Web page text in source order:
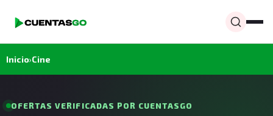
Inicio›Cine
OFERTAS VERIFICADAS POR CUENTASGO